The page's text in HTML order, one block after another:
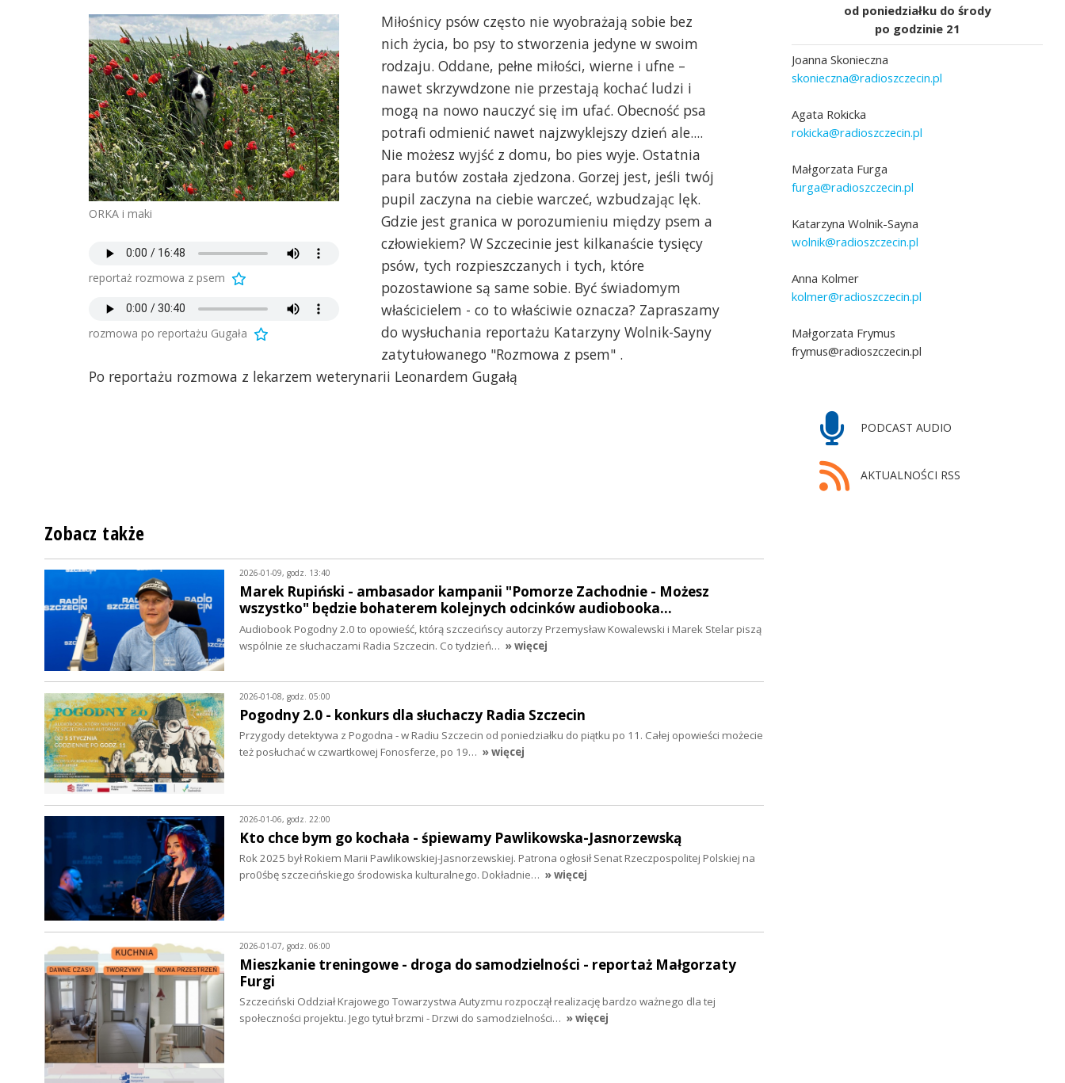
ORKA i maki
reportaż rozmowa z psem
rozmowa po reportażu Gugała
Miłośnicy psów często nie wyobrażają sobie bez
nich życia, bo psy to stworzenia jedyne w swoim
rodzaju. Oddane, pełne miłości, wierne i ufne –
nawet skrzywdzone nie przestają kochać ludzi i
mogą na nowo nauczyć się im ufać. Obecność psa
potrafi odmienić nawet najzwyklejszy dzień ale....
Nie możesz wyjść z domu, bo pies wyje. Ostatnia
para butów została zjedzona. Gorzej jest, jeśli twój
pupil zaczyna na ciebie warczeć, wzbudzając lęk.
Gdzie jest granica w porozumieniu między psem a
człowiekiem? W Szczecinie jest kilkanaście tysięcy
psów, tych rozpieszczanych i tych, które
pozostawione są same sobie. Być świadomym
właścicielem - co to właściwie oznacza? Zapraszamy
do wysłuchania reportażu Katarzyny Wolnik-Sayny
zatytułowanego "Rozmowa z psem" .
Po reportażu rozmowa z lekarzem weterynarii Leonardem Gugałą
od poniedziałku do środy
po godzinie 21
Joanna Skonieczna
skonieczna@radioszczecin.pl
Agata Rokicka
rokicka@radioszczecin.pl
Małgorzata Furga
furga@radioszczecin.pl
Katarzyna Wolnik-Sayna
wolnik@radioszczecin.pl
Anna Kolmer
kolmer@radioszczecin.pl
Małgorzata Frymus
frymus@radioszczecin.pl
PODCAST AUDIO
AKTUALNOŚCI RSS
Zobacz także
2026-01-09, godz. 13:40
Marek Rupiński - ambasador kampanii "Pomorze Zachodnie - Możesz
wszystko" będzie bohaterem kolejnych odcinków audiobooka…
Audiobook Pogodny 2.0 to opowieść, którą szczecińscy autorzy Przemysław Kowalewski i Marek Stelar piszą
wspólnie ze słuchaczami Radia Szczecin. Co tydzień… » więcej
2026-01-08, godz. 05:00
Pogodny 2.0 - konkurs dla słuchaczy Radia Szczecin
Przygody detektywa z Pogodna - w Radiu Szczecin od poniedziałku do piątku po 11. Całej opowieści możecie
też posłuchać w czwartkowej Fonosferze, po 19… » więcej
2026-01-06, godz. 22:00
Kto chce bym go kochała - śpiewamy Pawlikowska-Jasnorzewską
Rok 2025 był Rokiem Marii Pawlikowskiej-Jasnorzewskiej. Patrona ogłosił Senat Rzeczpospolitej Polskiej na
pro0śbę szczecińskiego środowiska kulturalnego. Dokładnie… » więcej
2026-01-07, godz. 06:00
Mieszkanie treningowe - droga do samodzielności - reportaż Małgorzaty
Furgi
Szczeciński Oddział Krajowego Towarzystwa Autyzmu rozpoczął realizację bardzo ważnego dla tej
społeczności projektu. Jego tytuł brzmi - Drzwi do samodzielności… » więcej